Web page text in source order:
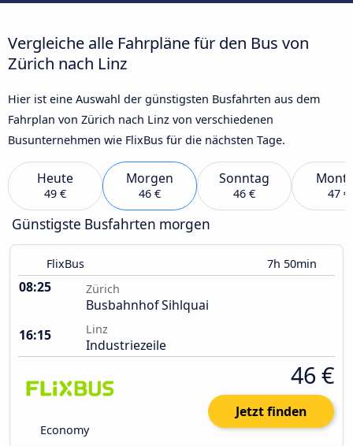
Vergleiche alle Fahrpläne für den Bus von
Zürich nach Linz
Hier ist eine Auswahl der günstigsten Busfahrten aus dem
Fahrplan von Zürich nach Linz von verschiedenen
Busunternehmen wie FlixBus für die nächsten Tage.
Heute
49 €
Morgen
46 €
Sonntag
46 € 47 €
Günstigste Busfahrten morgen
FlixBus 7h 50min
08:25 Zürich
Busbahnhof Sihlquai
16:15
Linz
Industriezeile
Economy
46 €
Jetzt finden